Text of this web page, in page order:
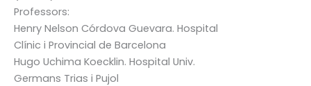
Professors:
Henry Nelson Córdova Guevara. Hospital
Clínic i Provincial de Barcelona
Hugo Uchima Koecklin. Hospital Univ.
Germans Trias i Pujol